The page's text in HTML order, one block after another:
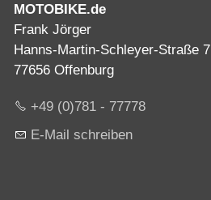
MOTOBIKE.de
Frank Jörger
Hanns-Martin-Schleyer-Straße 7
77656 Offenburg
+49 (0)781 - 77778
E-Mail schreiben